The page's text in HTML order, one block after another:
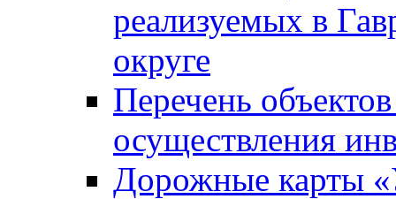
реализуемых в
округе
Перечень
осуществления
Дорожные карты